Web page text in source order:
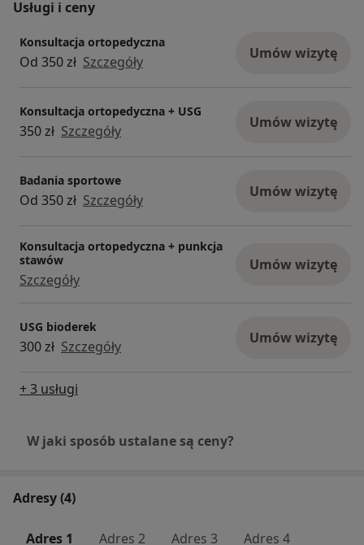
Usługi i ceny
Konsultacja ortopedyczna
Od 350 zł Szczegóły Umów wizytę
Konsultacja ortopedyczna + USG
350 zł Szczegóły Umów wizytę
Badania sportowe
Od 350 zł Szczegóły Umów wizytę
Konsultacja ortopedyczna + punkcja
stawów
Szczegóły
Umów wizytę
USG bioderek
300 zł Szczegóły Umów wizytę
+ 3 usługi
W jaki sposób ustalane są ceny?
Adresy (4)
Adres 1 Adres 2 Adres 3 Adres 4